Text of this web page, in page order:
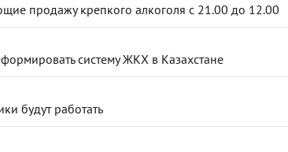
продажу крепкого алкоголя с 21.00 до 12.00
систему ЖКХ в Казахстане
будут работать